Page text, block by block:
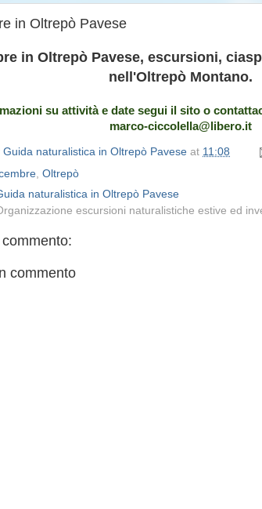
in Oltrepò Pavese
in Oltrepò Pavese, escursioni,
nell'Oltrepò Montano.
su attività e date segui il sito o
marco-ciccolella@libero.it
Guida naturalistica in Oltrepò Pavese at 11:08
Oltrepò
naturalistica in Oltrepò Pavese
escursioni naturalistiche estive ed
commento